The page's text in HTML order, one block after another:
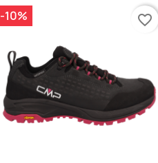
-10% favorite_border